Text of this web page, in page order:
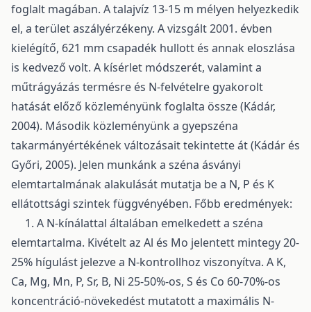
foglalt magában. A talajvíz 13-15 m mélyen helyezkedik
el, a terület aszályérzékeny. A vizsgált 2001. évben
kielégítő, 621 mm csapadék hullott és annak eloszlása
is kedvező volt. A kísérlet módszerét, valamint a
műtrágyázás termésre és N-felvételre gyakorolt
hatását előző közleményünk foglalta össze (Kádár,
2004). Második közleményünk a gyepszéna
takarmányértékének változásait tekintette át (Kádár és
Győri, 2005). Jelen munkánk a széna ásványi
elemtartalmának alakulását mutatja be a N, P és K
ellátottsági szintek függvényében. Főbb eredmények:
1. A N-kínálattal általában emelkedett a széna
elemtartalma. Kivételt az Al és Mo jelentett mintegy 20-
25% hígulást jelezve a N-kontrollhoz viszonyítva. A K,
Ca, Mg, Mn, P, Sr, B, Ni 25-50%-os, S és Co 60-70%-os
koncentráció-növekedést mutatott a maximális N-